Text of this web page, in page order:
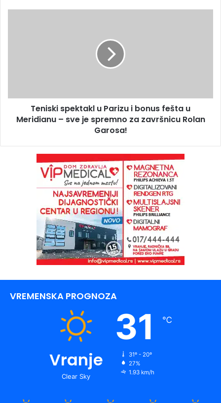
Teniski spektakl u Parizu i bonus fešta u
Meridianu – sve je spremno za završnicu Rolan
Garosa!
VREMENSKA PROGNOZA
Vranje
Clear Sky
31 ℃
31º - 20º
27%
1.93 km/h